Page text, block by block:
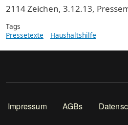
2114 Zeichen, 3.12.13,
Tags
Pressetexte
Haushaltshilfe
Footer
Impressum AGBs